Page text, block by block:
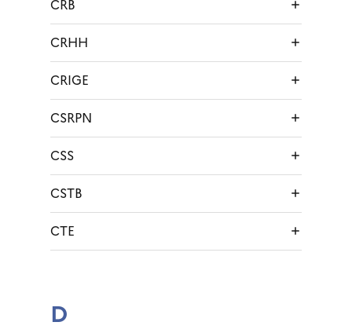
CRB
CRHH
CRIGE
CSRPN
CSS
CSTB
CTE
D